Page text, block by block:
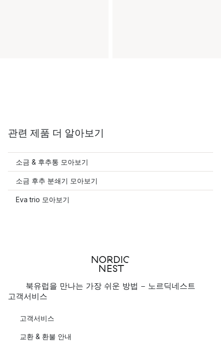
관련 제품 더 알아보기
소금 & 후추통 모아보기
소금 후추 분쇄기 모아보기
Eva trio 모아보기
북유럽을 만나는 가장 쉬운 방법 - 노르딕네스트
고객서비스
고객서비스
교환 & 환불 안내